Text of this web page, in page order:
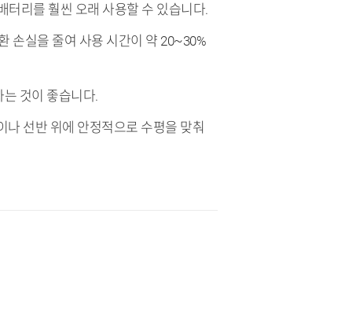
터리를 훨씬 오래 사용할 수 있습니다.
손실을 줄여 사용 시간이 약 20~30%
것이 좋습니다.
나 선반 위에 안정적으로 수평을 맞춰